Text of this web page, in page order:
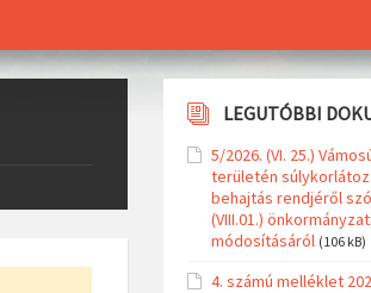
LEGUTÓBBI
5/2026. (VI. 25.)
területén
behajtás rendjéről
(VIII.01.)
módosításáról (106 kB)
4. számú melléklet